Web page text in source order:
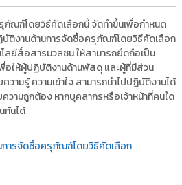
ณฑ์โดยวิธีคัดเลือกนี้ จัดทำขึ้นเพื่อกำหนด
ติงานด้านการจัดซื้อครุภัณฑ์โดยวิธีคัดเลือก
ลยีสื่อสารมวลชน ให้สามารถยึดถือเป็น
พื่อให้ผู้ปฏิบัติงานด้านพัสดุ และผู้ที่มีส่วน
ามรู้ ความเข้าใจ สามารถนำไปปฏิบัติงานได้
วามถูกต้อง หากบุคลากรหรือเจ้าหน้าที่คนใด
กันได้
ารจัดซื้อครุภัณฑ์โดยวิธีคัดเลือก